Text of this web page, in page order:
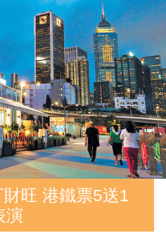
旺 港鐵票5送1
演